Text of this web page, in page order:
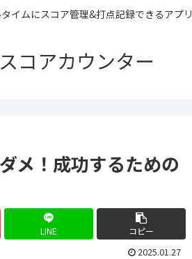
イムにスコア管理&打点記録できるアプリ
コアカウンター
メ！成功するための
LINE コピー
2025.01.27